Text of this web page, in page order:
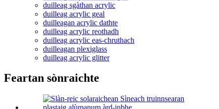
duilleag sgàthan acrylic
duilleag acrylic geal
duilleagan acrylic dathte
duilleag acrylic reothadh
duilleag acrylic eas-chruthach
duilleagan plexiglass
duilleag acrylic glitter
Feartan sònraichte